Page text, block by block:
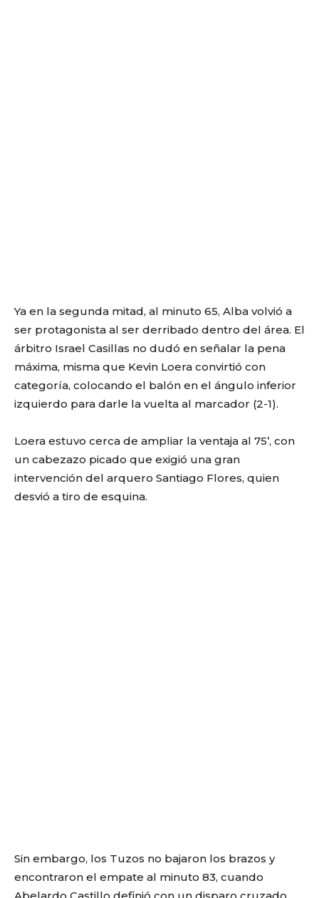
Ya en la segunda mitad, al minuto 65, Alba volvió a
ser protagonista al ser derribado dentro del área. El
árbitro Israel Casillas no dudó en señalar la pena
máxima, misma que Kevin Loera convirtió con
categoría, colocando el balón en el ángulo inferior
izquierdo para darle la vuelta al marcador (2-1).
Loera estuvo cerca de ampliar la ventaja al 75’, con
un cabezazo picado que exigió una gran
intervención del arquero Santiago Flores, quien
desvió a tiro de esquina.
Sin embargo, los Tuzos no bajaron los brazos y
encontraron el empate al minuto 83, cuando